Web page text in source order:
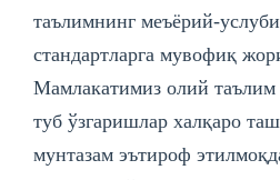
таълимнинг меъёрий-
стандартларга мувофиқ
Мамлакатимиз олий таълим
туб ўзгаришлар халқаро
мунтазам эътироф